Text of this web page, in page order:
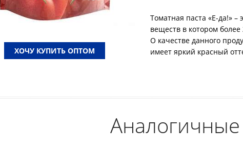
ХОЧУ КУПИТЬ ОПТОМ
Томатная паста «Е-да!» –
веществ в котором более
О качестве данного
имеет яркий красный